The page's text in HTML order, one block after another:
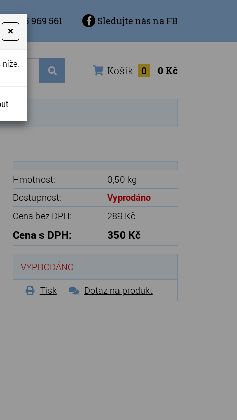
725 969 561 Sledujte nás na FB
Košík 0 0 Kč
Hmotnost:
0,50 kg
Dostupnost:
Vyprodáno
Cena bez DPH:
289 Kč
Cena s DPH: 350 Kč
VYPRODÁNO
Tisk
Dotaz na produkt
×